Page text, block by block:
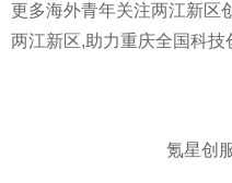
更多海外青年关注两江新区
两江新区,助力重庆全国科技
氪星创